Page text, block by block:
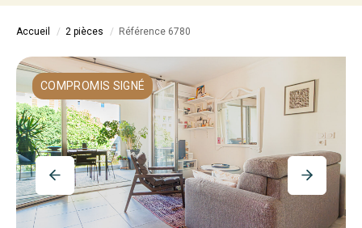
LA MÉTHODE
AIXTY & VOUS
Nos Agences
Nos Équipes
Nos Tarifs
Nos Biens Vendus
Accueil 2 pièces Référence 6780
COMPROMIS SIGNÉ